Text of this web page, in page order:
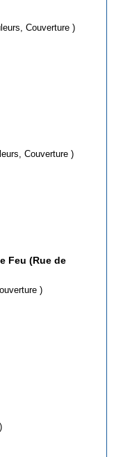
/ Nov 2023 ( Textes, Dessins, Couleurs, Couverture )
/ Oct 2018 ( Textes, Dessins, Couleurs, Couverture )
Feu (Rue de
Couverture )
)